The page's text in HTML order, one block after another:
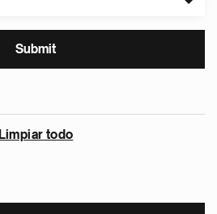
Limpiar todo